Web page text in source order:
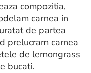
compozitia,
carnea in
de partea
prelucram carnea
de lemongrass
bucati.